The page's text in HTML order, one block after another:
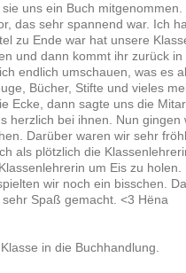
uns ein Buch mitgenommen.
das sehr spannend war. Ich
zu Ende war hat unsere
und dann kommt ihr zurück in
endlich umschauen, was es
Bücher, Stifte und vieles
Ecke, dann sagte uns die
herzlich bei ihnen. Nun gingen
Darüber waren wir sehr
als plötzlich die
um Eis zu holen.
wir noch ein bisschen.
Spaß gemacht. <3 Hëna
in die Buchhandlung.